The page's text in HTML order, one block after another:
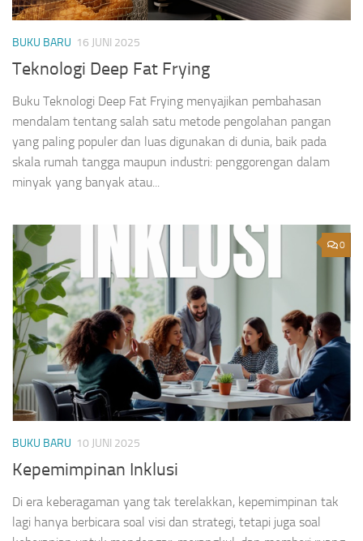
BUKU BARU 16 JUNI 2025
Teknologi Deep Fat Frying
Buku Teknologi Deep Fat Frying menyajikan pembahasan
mendalam tentang salah satu metode pengolahan pangan
yang paling populer dan luas digunakan di dunia, baik pada
skala rumah tangga maupun industri: penggorengan dalam
minyak yang banyak atau...
0
BUKU BARU 10 JUNI 2025
Kepemimpinan Inklusi
Di era keberagaman yang tak terelakkan, kepemimpinan tak
lagi hanya berbicara soal visi dan strategi, tetapi juga soal